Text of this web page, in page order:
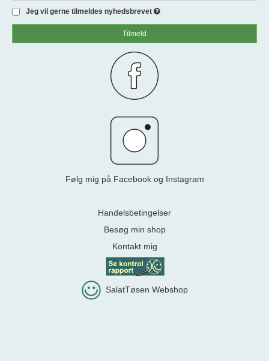
Jeg vil gerne tilmeldes nyhedsbrevet
Tilmeld
Følg mig på Facebook og Instagram
Handelsbetingelser
Besøg min shop
Kontakt mig
SalatTøsen Webshop